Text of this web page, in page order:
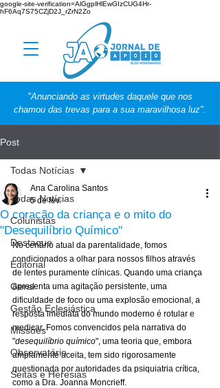
google-site-verification=AlGgplHlEwGIzCUG4Hr-
hF6Aq7S75CZjD2J_rZrN2Zo
"Anunciando as virtudes daquele que nos
chamou das trevas para a sua maravilhosa luz".
Post
Todas Notícias
Colunistas
Destaque
Editorial
Geral
Gestão Eclesiástica
Missões
Observatório
Seitas e Heresias
Todas Notícias
O coração da criança e o mito do
"Desequilíbrio Químico"
Ana Carolina Santos
5 de fev.
No cenário atual da parentalidade, fomos
condicionados a olhar para nossos filhos através
de lentes puramente clínicas. Quando uma criança
apresenta uma agitação persistente, uma
dificuldade de foco ou uma explosão emocional, a
resposta imediata do mundo moderno é rotular e
medicar. Fomos convencidos pela narrativa do
"desequilíbrio químico", uma teoria que, embora
amplamente aceita, tem sido rigorosamente
questionada por autoridades da psiquiatria crítica,
como a Dra. Joanna Moncrieff.